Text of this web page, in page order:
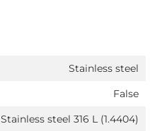
Stainless steel
False
Stainless steel 316 L (1.4404)